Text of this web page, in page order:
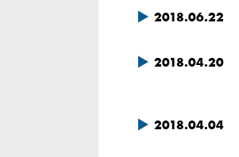
2018.06.22
2018.04.20
2018.04.04